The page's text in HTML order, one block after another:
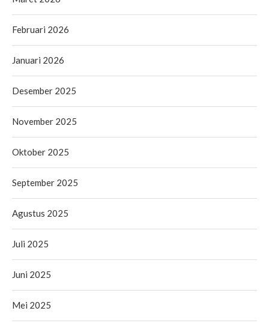
Februari 2026
Januari 2026
Desember 2025
November 2025
Oktober 2025
September 2025
Agustus 2025
Juli 2025
Juni 2025
Mei 2025